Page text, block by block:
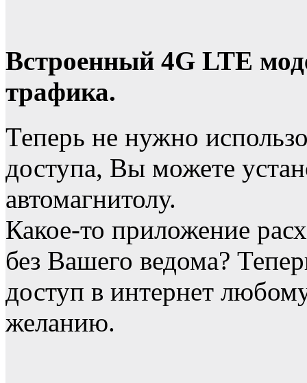
Встроенный 4G LTE
трафика.
Теперь не нужно
доступа, Вы можете
автомагнитолу.
Какое-то приложение
без Вашего ведома?
доступ в интернет
желанию.